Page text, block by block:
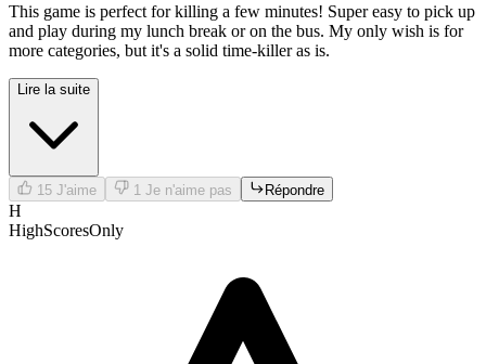
This game is perfect for killing a few minutes! Super easy to pick up
and play during my lunch break or on the bus. My only wish is for
more categories, but it's a solid time-killer as is.
Lire la suite
15 J'aime 1 Je n'aime pas Répondre
H
HighScoresOnly